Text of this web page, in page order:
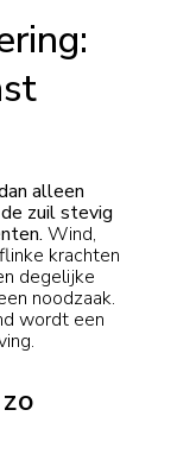
alleen
zuil stevig
Wind,
krachten
degelijke
noodzaak.
wordt een